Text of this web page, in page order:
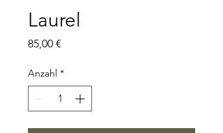
Laurel
85,00 €
Anzahl *